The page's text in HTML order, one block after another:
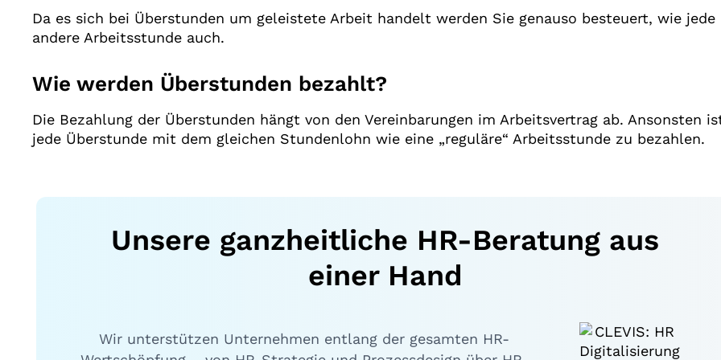
Da es sich bei Überstunden um geleistete Arbeit handelt werden Sie genauso besteuert, wie jede
andere Arbeitsstunde auch.
Wie werden Überstunden bezahlt?
Die Bezahlung der Überstunden hängt von den Vereinbarungen im Arbeitsvertrag ab. Ansonsten
jede Überstunde mit dem gleichen Stundenlohn wie eine „reguläre“ Arbeitsstunde zu bezahlen.
Unsere ganzheitliche HR-Beratung aus
einer Hand
Wir unterstützen Unternehmen entlang der gesamten HR-